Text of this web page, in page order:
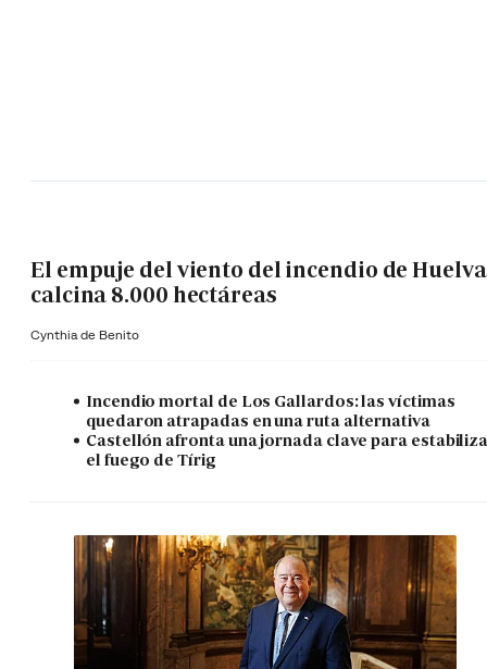
El empuje del viento del incendio de Huelva
calcina 8.000 hectáreas
Cynthia de Benito
Incendio mortal de Los Gallardos: las víctimas
quedaron atrapadas en una ruta alternativa
Castellón afronta una jornada clave para
el fuego de Tírig